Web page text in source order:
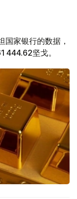
国家银行的数据，
444.62坚戈。